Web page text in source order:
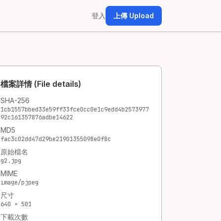
登入 上傳 Upload
檔案詳情 (File details)
SHA-256
1cb1557bbed33e59ff33fce0cc0e1c9edd4b2573977
92c161357876adbe14622
MD5
fac3c02dd47d29be21901355098e0f8c
原始檔名
g2.jpg
MIME
image/pjpeg
尺寸
640 × 501
下載次數